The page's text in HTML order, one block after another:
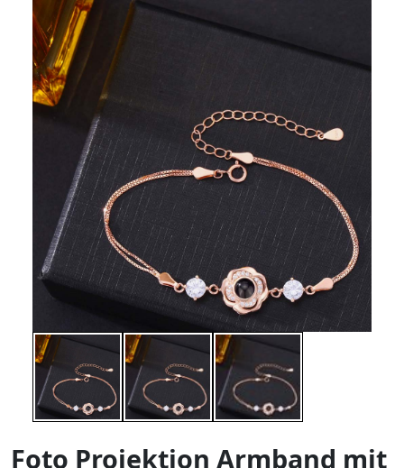
Foto Projektion Armband mit